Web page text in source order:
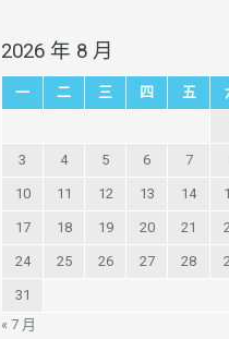
2026 年 8 月
一 二 三 四 五
3 4 5 6 7
10 11 12 13 14
17 18 19 20 21
24 25 26 27 28
31
« 7 月